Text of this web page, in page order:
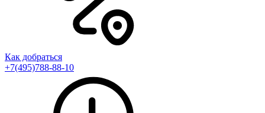
Как добраться
+7(495)788-88-10